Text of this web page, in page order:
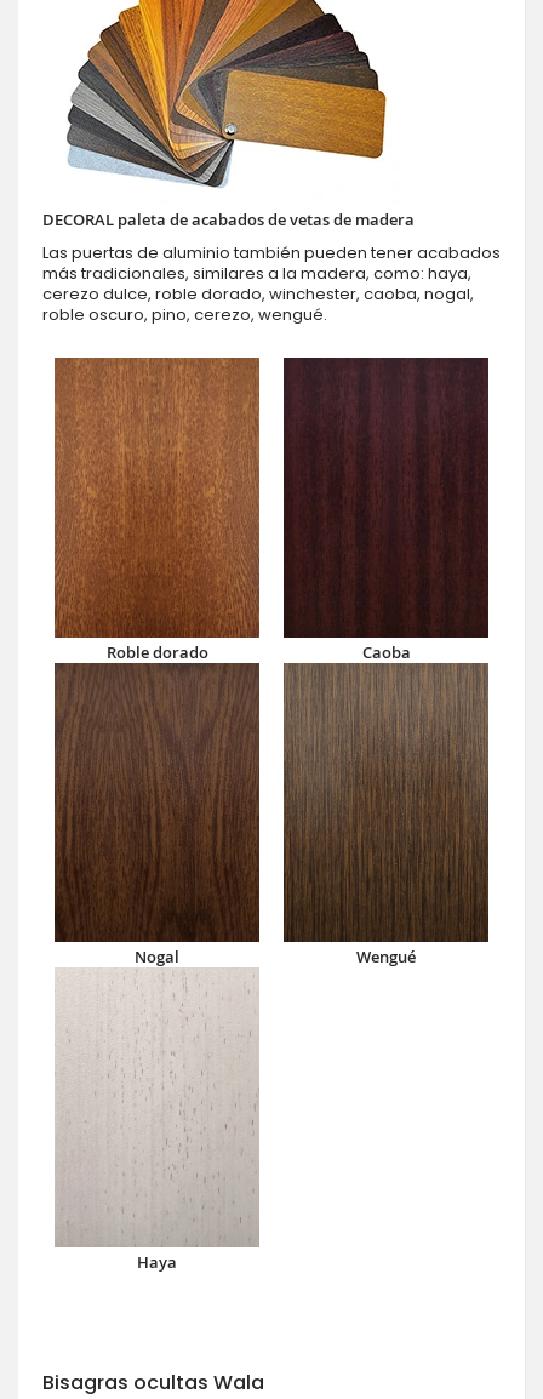
DECORAL paleta de acabados de vetas de madera
Las puertas de aluminio también pueden tener acabados
más tradicionales, similares a la madera, como: haya,
cerezo dulce, roble dorado, winchester, caoba, nogal,
roble oscuro, pino, cerezo, wengué.
Roble dorado Caoba
Nogal Wengué
Haya
Bisagras ocultas Wala